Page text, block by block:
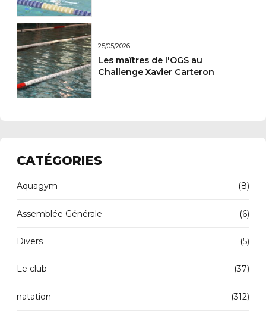
25/05/2026
Les maîtres de l'OGS au
Challenge Xavier Carteron
CATÉGORIES
Aquagym (8)
Assemblée Générale (6)
Divers (5)
Le club (37)
natation (312)